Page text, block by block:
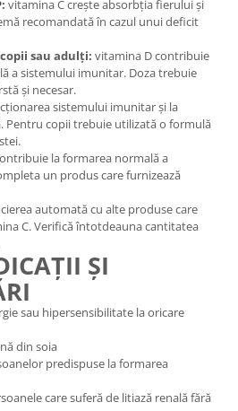
vitamina C crește absorbția fierului și
recomandată în cazul unui deficit
sau adulți: vitamina D contribuie
a sistemului imunitar. Doza trebuie
și necesar.
sistemului imunitar și la
Pentru copii trebuie utilizată o formulă
la formarea normală a
un produs care furnizează
automată cu alte produse care
C. Verifică întotdeauna cantitatea
ȘI
sau hipersensibilitate la oricare
din soia
predispuse la formarea
care suferă de litiază renală fără